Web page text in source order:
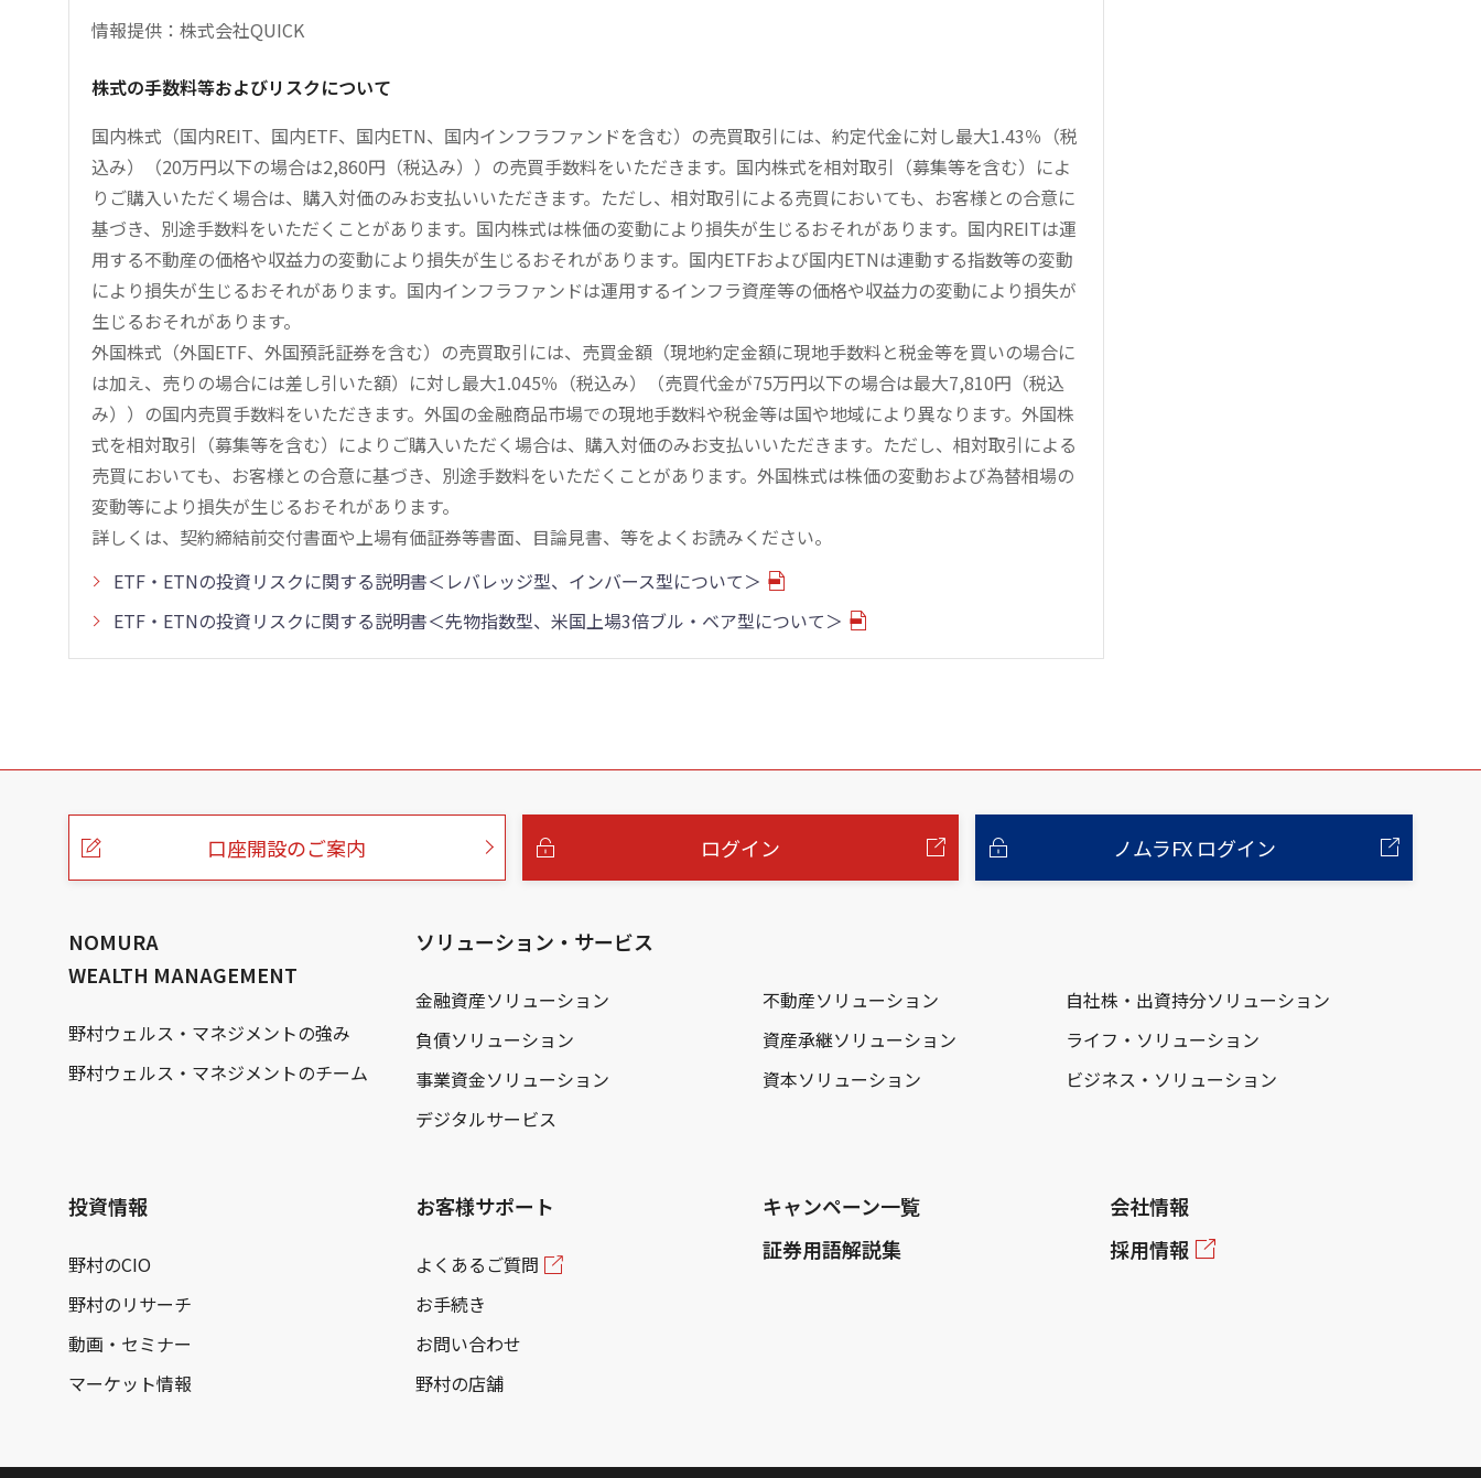
情報提供：株式会社QUICK
株式の手数料等およびリスクについて
国内株式（国内REIT、国内ETF、国内ETN、国内インフラファンドを含む）の売買取引には、約定代金に対し最大1.43％（税
込み）（20万円以下の場合は2,860円（税込み））の売買手数料をいただきます。国内株式を相対取引（募集等を含む）によ
りご購入いただく場合は、購入対価のみお支払いいただきます。ただし、相対取引による売買においても、お客様との合意に
基づき、別途手数料をいただくことがあります。国内株式は株価の変動により損失が生じるおそれがあります。国内REITは運
用する不動産の価格や収益力の変動により損失が生じるおそれがあります。国内ETFおよび国内ETNは連動する指数等の変動
により損失が生じるおそれがあります。国内インフラファンドは運用するインフラ資産等の価格や収益力の変動により損失が
生じるおそれがあります。
外国株式（外国ETF、外国預託証券を含む）の売買取引には、売買金額（現地約定金額に現地手数料と税金等を買いの場合に
は加え、売りの場合には差し引いた額）に対し最大1.045％（税込み）（売買代金が75万円以下の場合は最大7,810円（税込
み））の国内売買手数料をいただきます。外国の金融商品市場での現地手数料や税金等は国や地域により異なります。外国株
式を相対取引（募集等を含む）によりご購入いただく場合は、購入対価のみお支払いいただきます。ただし、相対取引による
売買においても、お客様との合意に基づき、別途手数料をいただくことがあります。外国株式は株価の変動および為替相場の
変動等により損失が生じるおそれがあります。
詳しくは、契約締結前交付書面や上場有価証券等書面、目論見書、等をよくお読みください。
ETF・ETNの投資リスクに関する説明書＜レバレッジ型、インバース型について＞
ETF・ETNの投資リスクに関する説明書＜先物指数型、米国上場3倍ブル・ベア型について＞
こ
口座開設のご案内 ログイン ノムラFX ログイン
NOMURA
WEALTH MANAGEMENT
野村ウェルス・マネジメントの強み
野村ウェルス・マネジメントのチーム
ソリューション・サービス
金融資産ソリューション 不動産ソリューション
自社株・出資持分ソリューション
負債ソリューション
資産承継ソリューション
ライフ・ソリューション
事業資金ソリューション
資本ソリューション
ビジネス・ソリューション
デジタルサービス
投資情報
野村のCIO
野村のリサーチ
動画・セミナー
マーケット情報
お客様サポート
よくあるご質問
お手続き
お問い合わせ
野村の店舗
キャンペーン一覧
証券用語解説集
会社情報
採用情報